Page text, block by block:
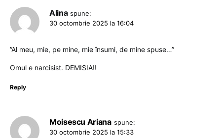
Alina spune:
30 octombrie 2025 la 16:04
”Al meu, mie, pe mine, mie însumi, de mine spuse…”
Omul e narcisist. DEMISIA!!
Reply
Moisescu Ariana spune:
30 octombrie 2025 la 15:33